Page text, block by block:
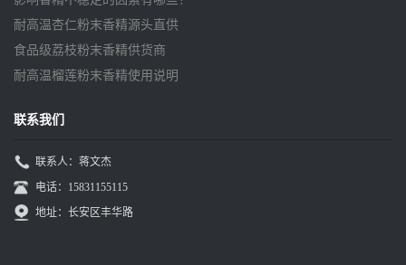
耐高温杏仁粉末香精源头直供
食品级荔枝粉末香精供货商
耐高温榴莲粉末香精使用说明
联系我们
联系人：蒋文杰
电话：15831155115
地址：长安区丰华路